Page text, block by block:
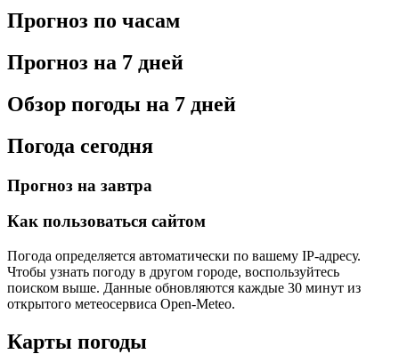
Прогноз по часам
Прогноз на 7 дней
Обзор погоды на 7 дней
Погода сегодня
Прогноз на завтра
Как пользоваться сайтом
Погода определяется автоматически по вашему IP-адресу.
Чтобы узнать погоду в другом городе, воспользуйтесь
поиском выше. Данные обновляются каждые 30 минут из
открытого метеосервиса Open-Meteo.
Карты погоды